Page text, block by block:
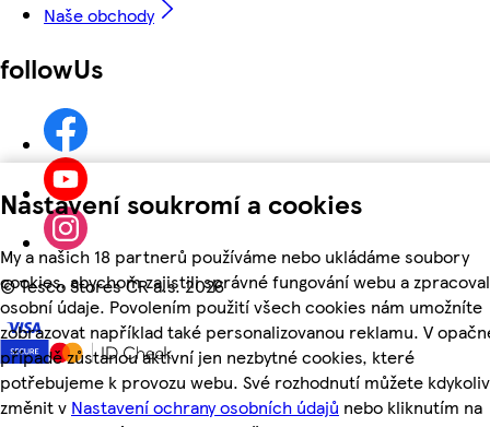
Nastavení soukromí a cookies
My a našich 18 partnerů používáme nebo ukládáme soubory
cookies, abychom zajistili správné fungování webu a
osobní údaje. Povolením použití všech cookies nám umožníte
zobrazovat například také personalizovanou reklamu. V
případě zůstanou aktivní jen nezbytné cookies, které
potřebujeme k provozu webu. Své rozhodnutí můžete kdykoliv
změnit v Nastavení ochrany osobních údajů nebo kliknutím na
Naše obchody
followUs
©Tesco Stores ČR a.s. 2026